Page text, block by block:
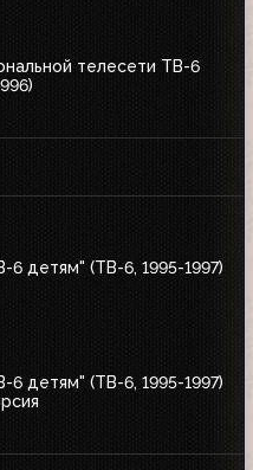
телесети ТВ-6
6 детям" (ТВ-6, 1995-1997)
6 детям" (ТВ-6, 1995-1997)